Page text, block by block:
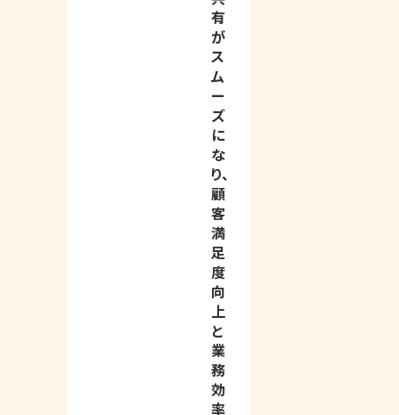
有
が
ス
ム
ー
ズ
に
な
り、
顧
客
満
足
度
向
上
と
業
務
効
率